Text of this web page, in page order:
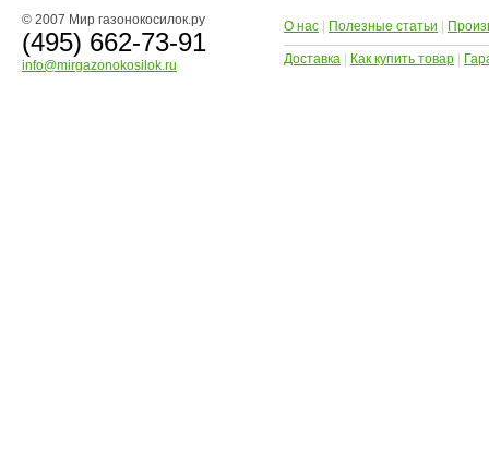
© 2007 Мир газонокосилок.ру
(495) 662-73-91
info@mirgazonokosilok.ru
О нас Полезные статьи
Доставка Как купить товар